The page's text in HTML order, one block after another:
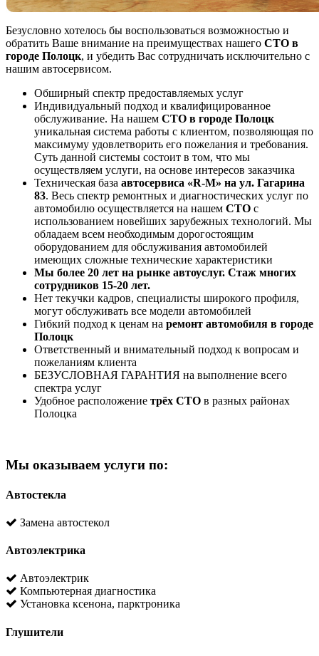
Безусловно хотелось бы воспользоваться возможностью и
обратить Ваше внимание на преимуществах нашего СТО в
городе Полоцк, и убедить Вас сотрудничать исключительно с
нашим автосервисом.
Обширный спектр предоставляемых услуг
Индивидуальный подход и квалифицированное
обслуживание. На нашем СТО в городе Полоцк
уникальная система работы с клиентом, позволяющая по
максимуму удовлетворить его пожелания и требования.
Суть данной системы состоит в том, что мы
осуществляем услуги, на основе интересов заказчика
Техническая база автосервиса «R-M» на ул. Гагарина
83. Весь спектр ремонтных и диагностических услуг по
автомобилю осуществляется на нашем СТО с
использованием новейших зарубежных технологий. Мы
обладаем всем необходимым дорогостоящим
оборудованием для обслуживания автомобилей
имеющих сложные технические характеристики
Мы более 20 лет на рынке автоуслуг. Стаж многих
сотрудников 15-20 лет.
Нет текучки кадров, специалисты широкого профиля,
могут обслуживать все модели автомобилей
Гибкий подход к ценам на ремонт автомобиля в городе
Полоцк
Ответственный и внимательный подход к вопросам и
пожеланиям клиента
БЕЗУСЛОВНАЯ ГАРАНТИЯ на выполнение всего
спектра услуг
Удобное расположение трёх СТО в разных районах
Полоцка
Мы оказываем услуги по:
Автостекла
Замена автостекол
Автоэлектрика
Автоэлектрик
Компьютерная диагностика
Установка ксенона, парктроника
Глушители